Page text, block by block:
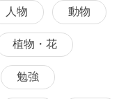
人物 動物
植物・花
勉強